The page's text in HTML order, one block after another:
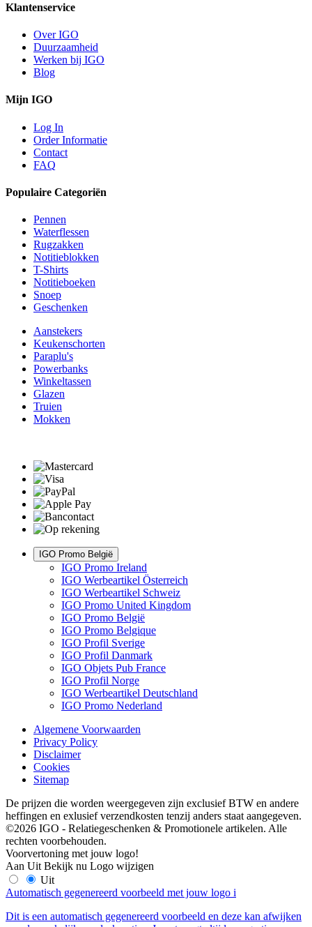
Klantenservice
Over IGO
Duurzaamheid
Werken bij IGO
Blog
Mijn IGO
Log In
Order Informatie
Contact
FAQ
Populaire Categoriën
Pennen
Waterflessen
Rugzakken
Notitieblokken
T-Shirts
Notitieboeken
Snoep
Geschenken
Aanstekers
Keukenschorten
Paraplu's
Powerbanks
Winkeltassen
Glazen
Truien
Mokken
IGO Promo België
IGO Promo Ireland
IGO Werbeartikel Österreich
IGO Werbeartikel Schweiz
IGO Promo United Kingdom
IGO Promo België
IGO Promo Belgique
IGO Profil Sverige
IGO Profil Danmark
IGO Objets Pub France
IGO Profil Norge
IGO Werbeartikel Deutschland
IGO Promo Nederland
Algemene Voorwaarden
Privacy Policy
Disclaimer
Cookies
Sitemap
De prijzen die worden weergegeven zijn exclusief BTW en andere
heffingen en exlusief verzendkosten tenzij anders staat aangegeven.
©2026 IGO - Relatiegeschenken & Promotionele artikelen. Alle
rechten voorbehouden.
Voorvertoning met jouw logo!
Aan Uit Bekijk nu Logo wijzigen
Uit
Automatisch gegenereerd voorbeeld met jouw logo i
Dit is een automatisch gegenereerd voorbeeld en deze kan afwijken